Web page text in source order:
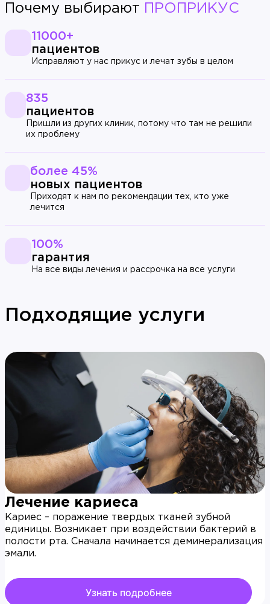
Почему выбирают ПРОПРИКУС
11000+
пациентов
Исправляют у нас прикус и лечат зубы в целом
835
пациентов
Пришли из других клиник, потому что там не решили
их проблему
более 45%
новых пациентов
Приходят к нам по рекомендации тех, кто уже
лечится
100%
гарантия
На все виды лечения и рассрочка на все услуги
Подходящие услуги
Лечение кариеса
Кариес – поражение твердых тканей зубной
единицы. Возникает при воздействии бактерий в
полости рта. Сначала начинается деминерализация
эмали.
Узнать подробнее